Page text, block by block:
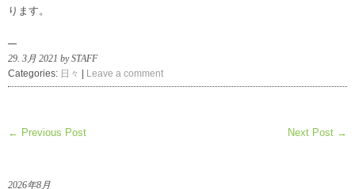
ります。
29. 3月 2021 by STAFF
Categories: 日々 Leave a comment
← Previous Post Next Post →
2026年8月